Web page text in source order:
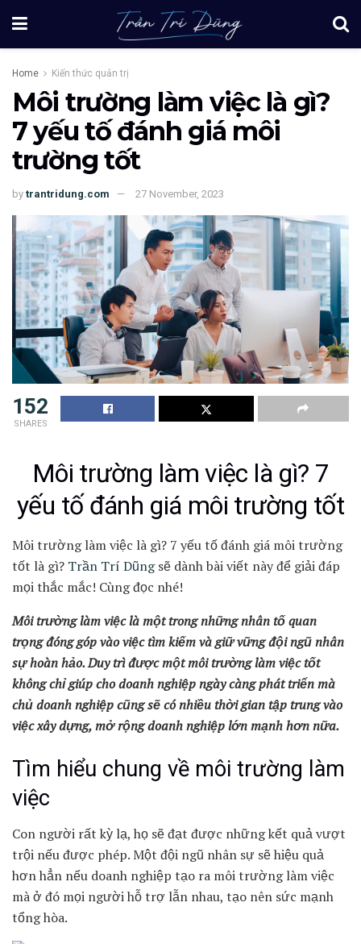
Home Kiến thức quản trị
Môi trường làm việc là gì?
7 yếu tố đánh giá môi
trường tốt
by trantridung.com 27 November, 2023
152
SHARES
Môi trường làm việc là gì? 7
yếu tố đánh giá môi trường tốt
Môi trường làm việc là gì? 7 yếu tố đánh giá môi trường
tốt là gì? Trần Trí Dũngsẽ dành bài viết này để giải đáp
mọi thắc mắc! Cùng đọc nhé!
Môi trường làm việc là một trong những nhân tố quan
trọng đóng góp vào việc tìm kiếm và giữ vững đội ngũ nhân
sự hoàn hảo. Duy trì được một môi trường làm việc tốt
không chỉ giúp cho doanh nghiệp ngày càng phát triển mà
chủ doanh nghiệp cũng sẽ có nhiều thời gian tập trung vào
việc xây dựng, mở rộng doanh nghiệp lớn mạnh hơn nữa.
Tìm hiểu chung về môi trường làm
việc
Con người rất kỳ lạ, họ sẽ đạt được những kết quả vượt
trội nếu được phép. Một đội ngũ nhân sự sẽ hiệu quả
hơn hẳn nếu doanh nghiệp tạo ra môi trường làm việc
mà ở đó mọi người hỗ trợ lẫn nhau, tạo nên sức mạnh
tổng hòa.